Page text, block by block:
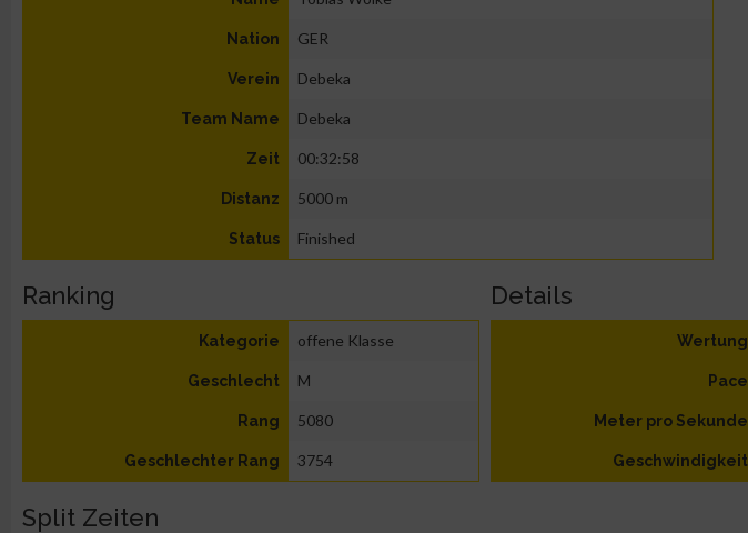
Nation GER
Verein Debeka
Team Name Debeka
Zeit 00:32:58
Distanz 5000 m
Status Finished
Ranking
Kategorie offene Klasse
Geschlecht M
Rang 5080
Geschlechter Rang 3754
Details
Wertung
Pace
Meter pro Sekunde
Geschwindigkeit
Split Zeiten